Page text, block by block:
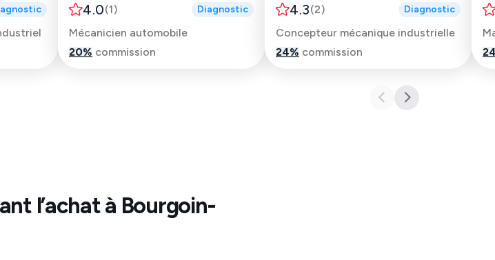
4.0(1) Diagnostic
Mécanicien automobile
20% commission
4.3(2) Diagnostic
Concepteur mécanique industrielle
24% commission
l’achat à Bourgoin-